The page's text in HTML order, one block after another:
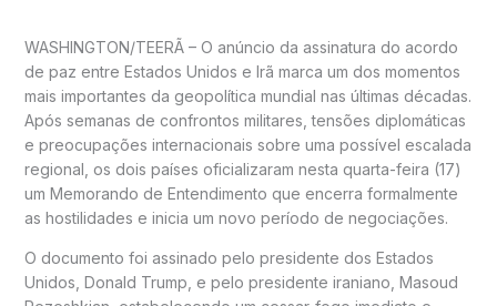
WASHINGTON/TEERÃ – O anúncio da assinatura do acordo
de paz entre Estados Unidos e Irã marca um dos momentos
mais importantes da geopolítica mundial nas últimas décadas.
Após semanas de confrontos militares, tensões diplomáticas
e preocupações internacionais sobre uma possível escalada
regional, os dois países oficializaram nesta quarta-feira (17)
um Memorando de Entendimento que encerra formalmente
as hostilidades e inicia um novo período de negociações.
O documento foi assinado pelo presidente dos Estados
Unidos, Donald Trump, e pelo presidente iraniano, Masoud